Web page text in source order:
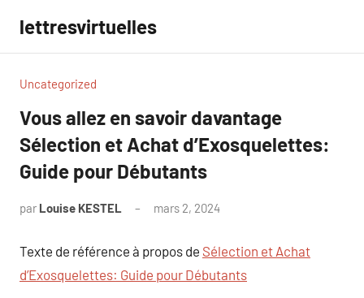
contenu
lettresvirtuelles
Uncategorized
Vous allez en savoir davantage
Sélection et Achat d’Exosquelettes:
Guide pour Débutants
par Louise KESTEL mars 2, 2024
Texte de référence à propos de Sélection et Achat
d’Exosquelettes: Guide pour Débutants